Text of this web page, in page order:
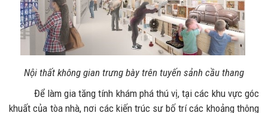
Nội thất không gian trưng bày trên tuyến sảnh cầu thang
Để làm gia tăng tính khám phá thú vị, tại các khu vực góc
khuất của tòa nhà, nơi các kiến trúc sư bố trí các khoảng thông